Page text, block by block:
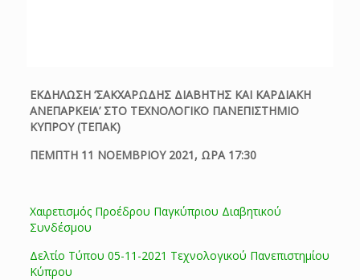
ΕΚΔΗΛΩΣΗ ‘ΣΑΚΧΑΡΩΔΗΣ ΔΙΑΒΗΤΗΣ ΚΑΙ ΚΑΡΔΙΑΚΗ
ΑΝΕΠΑΡΚΕΙΑ’ ΣΤΟ ΤΕΧΝΟΛΟΓΙΚΟ ΠΑΝΕΠΙΣΤΗΜΙΟ
ΚΥΠΡΟΥ (ΤΕΠΑΚ)
ΠΕΜΠΤΗ 11 ΝΟΕΜΒΡΙΟΥ 2021, ΩΡΑ 17:30
Χαιρετισμός Προέδρου Παγκύπριου Διαβητικού
Συνδέσμου
Δελτίο Τύπου 05-11-2021 Τεχνολογικού Πανεπιστημίου
Κύπρου